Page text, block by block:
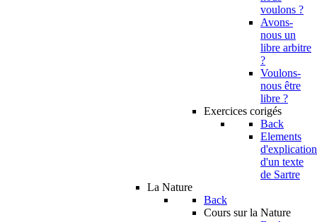
voulons ?
Avons-
nous un
libre arbitre
?
Voulons-
nous être
libre ?
Exercices corigés
Back
Elements
d'explication
d'un texte
de Sartre
La Nature
Back
Cours sur la Nature